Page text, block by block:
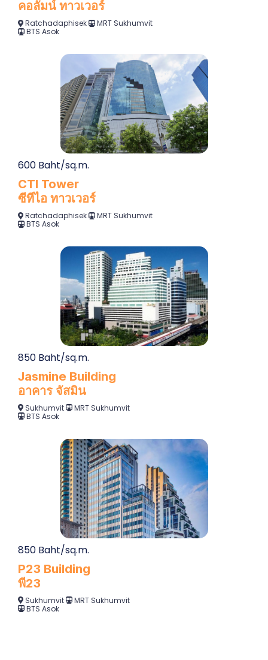
คอลัมน์ ทาวเวอร์
Ratchadaphisek
MRT Sukhumvit
BTS Asok
600 Baht/sq.m.
CTI Tower
ซีทีไอ ทาวเวอร์
Ratchadaphisek
MRT Sukhumvit
BTS Asok
850 Baht/sq.m.
Jasmine Building
อาคาร จัสมิน
Sukhumvit
MRT Sukhumvit
BTS Asok
850 Baht/sq.m.
P23 Building
พี23
Sukhumvit
MRT Sukhumvit
BTS Asok